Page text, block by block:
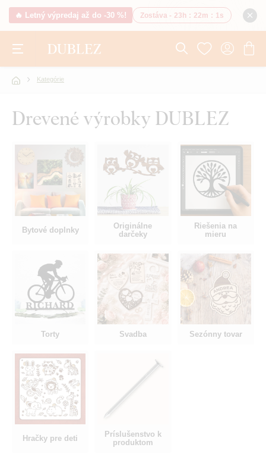
🔥 Letný výpredaj až do -30 %! Zostáva - 23h : 22m : 0s
Kategórie
Drevené výrobky DUBLEZ
Bytové doplnky
Originálne
darčeky
Riešenia na
mieru
Torty Svadba Sezónny tovar
Hračky pre deti
Príslušenstvo k
produktom